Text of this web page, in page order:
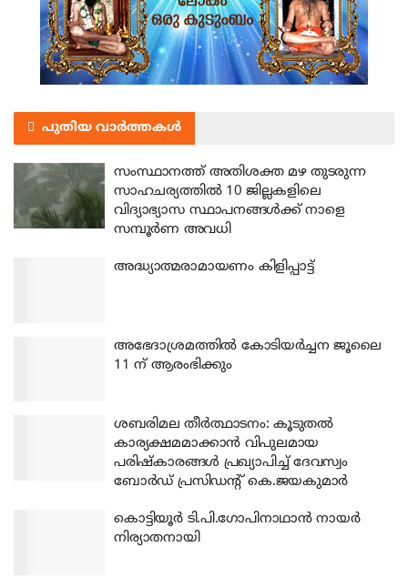
പുതിയ വാർത്തകൾ
സംസ്ഥാനത്ത് അതിശക്ത മഴ തുടരുന്ന
സാഹചര്യത്തിൽ 10 ജില്ലകളിലെ
വിദ്യാഭ്യാസ സ്ഥാപനങ്ങൾക്ക് നാളെ
സമ്പൂർണ അവധി
അദ്ധ്യാത്മരാമായണം കിളിപ്പാട്ട്
അഭേദാശ്രമത്തില്‍ കോടിയര്‍ച്ചന ജൂലൈ
11 ന് ആരംഭിക്കും
ശബരിമല തീര്‍ത്ഥാടനം: കൂടുതല്‍
കാര്യക്ഷമമാക്കാന്‍ വിപുലമായ
പരിഷ്‌കാരങ്ങള്‍ പ്രഖ്യാപിച്ച് ദേവസ്വം
ബോര്‍ഡ് പ്രസിഡന്റ് കെ.ജയകുമാര്‍
കൊട്ടിയൂര്‍ ടി.പി.ഗോപിനാഥാന്‍ നായര്‍
നിര്യാതനായി